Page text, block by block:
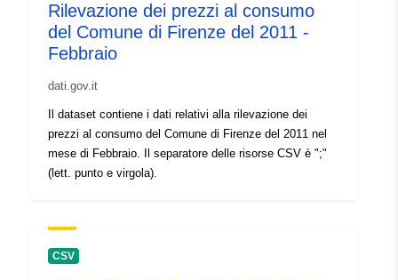
Rilevazione dei prezzi al consumo
del Comune di Firenze del 2011 -
Febbraio
dati.gov.it
Il dataset contiene i dati relativi alla rilevazione dei
prezzi al consumo del Comune di Firenze del 2011 nel
mese di Febbraio. Il separatore delle risorse CSV è ";"
(lett. punto e virgola).
CSV